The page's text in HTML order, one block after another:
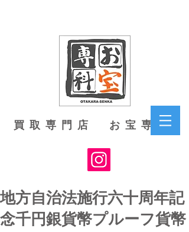
買取専門店 お宝専科
地方自治法施行六十周年記
念千円銀貨幣プルーフ貨幣